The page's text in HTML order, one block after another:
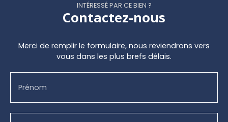
INTÉRESSÉ PAR CE BIEN ?
Contactez-nous
Merci de remplir le formulaire, nous reviendrons vers
vous dans les plus brefs délais.
Prénom